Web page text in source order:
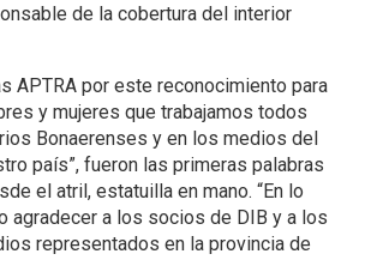
de la cobertura del interior
APTRA por este reconocimiento para
y mujeres que trabajamos todos
Bonaerenses y en los medios del
país”, fueron las primeras palabras
el atril, estatuilla en mano. “En lo
agradecer a los socios de DIB y a los
representados en la provincia de